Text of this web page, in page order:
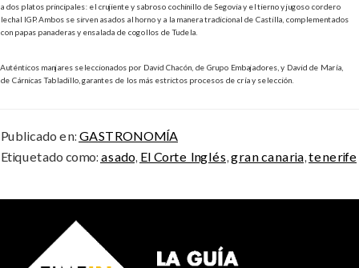
a dos platos principales: el crujiente y sabroso cochinillo de Segovia y el tierno y jugoso cordero
lechal IGP. Ambos se sirven asados al horno y a la manera tradicional de Castilla, complementados
con papas panaderas y ensalada de cogollos de Tudela.
Auténticos manjares seleccionados por David Chacón, de Grupo Embajadores, y David de María,
de Cárnicas Tabladillo, garantes de los más estrictos procesos de cría y selección.
Publicado en: GASTRONOMÍA
Etiquetado como: asado, El Corte Inglés gran canaria tenerife